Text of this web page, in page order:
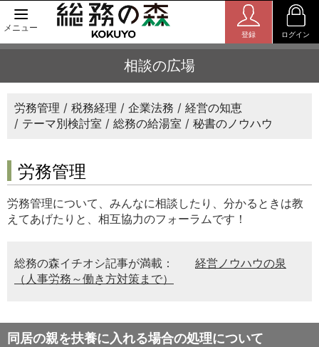
メニュー
登録 ログイン
相談の広場
労務管理 税務経理 企業法務
経営の知恵
テーマ別検討室
総務の給湯室 秘書のノウハウ
労務管理
労務管理について、みんなに相談したり、分かるときは教
えてあげたりと、相互協力のフォーラムです！
総務の森イチオシ記事が満載：
経営ノウハウの泉
（人事労務～働き方対策まで）
同居の親を扶養に入れる場合の処理について